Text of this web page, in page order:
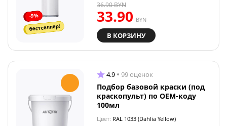
-9%
бестселлер!
33.90 BYN
36.90BYN
В КОРЗИНУ
4.9 99 оценок
Подбор базовой краски (под
краскопульт) по OEM-коду
100мл
Цвет: RAL 1033 (Dahlia Yellow)